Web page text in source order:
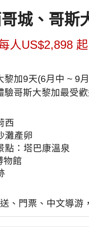
城、哥斯
人US$2,898
黎加9天(6月中 ~
驗哥斯大黎加最受
西
灘產卵
點：塔巴康溫泉
物館
、門票、中文導游